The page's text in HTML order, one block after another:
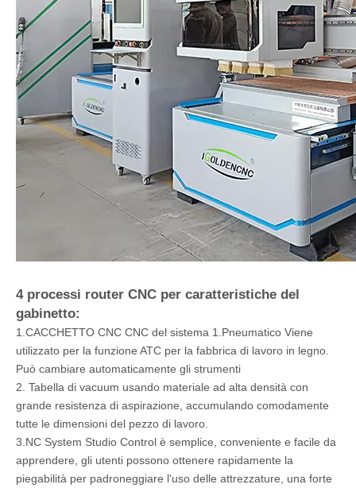
4 processi router CNC per caratteristiche del
gabinetto:
1.CACCHETTO CNC CNC del sistema 1.Pneumatico Viene
utilizzato per la funzione ATC per la fabbrica di lavoro in legno.
Può cambiare automaticamente gli strumenti
2. Tabella di vacuum usando materiale ad alta densità con
grande resistenza di aspirazione, accumulando comodamente
tutte le dimensioni del pezzo di lavoro.
3.NC System Studio Control è semplice, conveniente e facile da
apprendere, gli utenti possono ottenere rapidamente la
piegabilità per padroneggiare l'uso delle attrezzature, una forte